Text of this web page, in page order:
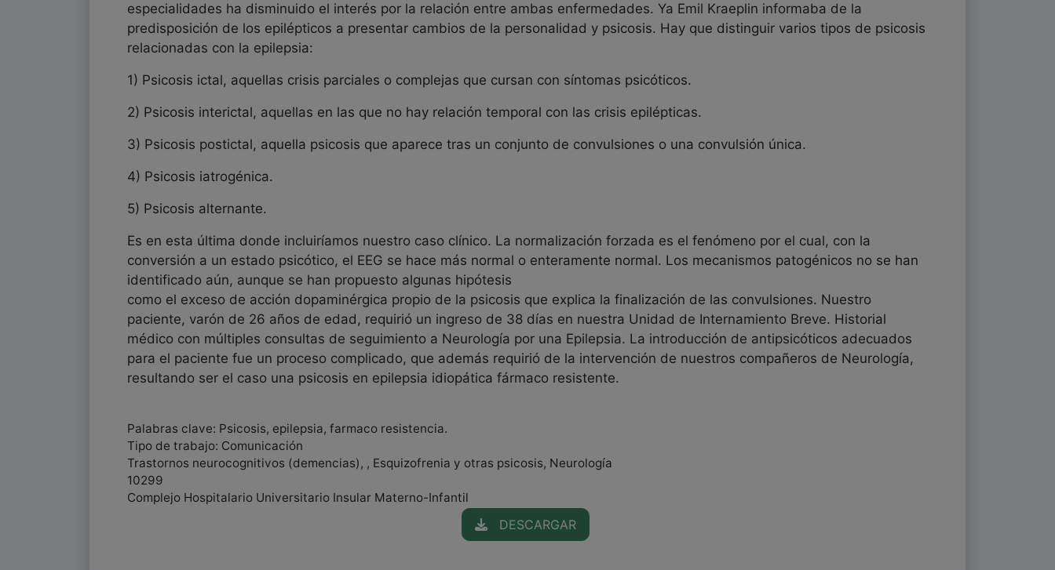
especialidades ha disminuido el interés por la relación entre ambas enfermedades. Ya Emil Kraeplin informaba de la
predisposición de los epilépticos a presentar cambios de la personalidad y psicosis. Hay que distinguir varios tipos de psicosis
relacionadas con la epilepsia:
1) Psicosis ictal, aquellas crisis parciales o complejas que cursan con síntomas psicóticos.
2) Psicosis interictal, aquellas en las que no hay relación temporal con las crisis epilépticas.
3) Psicosis postictal, aquella psicosis que aparece tras un conjunto de convulsiones o una convulsión única.
4) Psicosis iatrogénica.
5) Psicosis alternante.
Es en esta última donde incluiríamos nuestro caso clínico. La normalización forzada es el fenómeno por el cual, con la
conversión a un estado psicótico, el EEG se hace más normal o enteramente normal. Los mecanismos patogénicos no se han
identificado aún, aunque se han propuesto algunas hipótesis
como el exceso de acción dopaminérgica propio de la psicosis que explica la finalización de las convulsiones. Nuestro
paciente, varón de 26 años de edad, requirió un ingreso de 38 días en nuestra Unidad de Internamiento Breve. Historial
médico con múltiples consultas de seguimiento a Neurología por una Epilepsia. La introducción de antipsicóticos adecuados
para el paciente fue un proceso complicado, que además requirió de la intervención de nuestros compañeros de Neurología,
resultando ser el caso una psicosis en epilepsia idiopática fármaco resistente.
Palabras clave: Psicosis, epilepsia, farmaco resistencia.
Tipo de trabajo: Comunicación
Trastornos neurocognitivos (demencias), , Esquizofrenia y otras psicosis, Neurología
10299
Complejo Hospitalario Universitario Insular Materno-Infantil
DESCARGAR